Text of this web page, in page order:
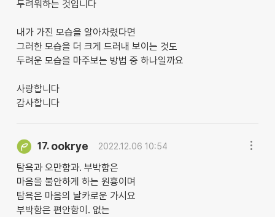
두려워하는 것입니다
내가 가진 모습을 알아차렸다면
그러한 모습을 더 크게 드러내 보이는 것도
두려운 모습을 마주보는 방법 중 하나일까요
사랑합니다
감사합니다
17. ookrye 2022.12.06 10:54
탐욕과 오만함과. 부박함은
마음을 불안하게 하는 원흉이며
탐욕은 마음의 날카로운 가시요
부박함은 편안함이. 없는